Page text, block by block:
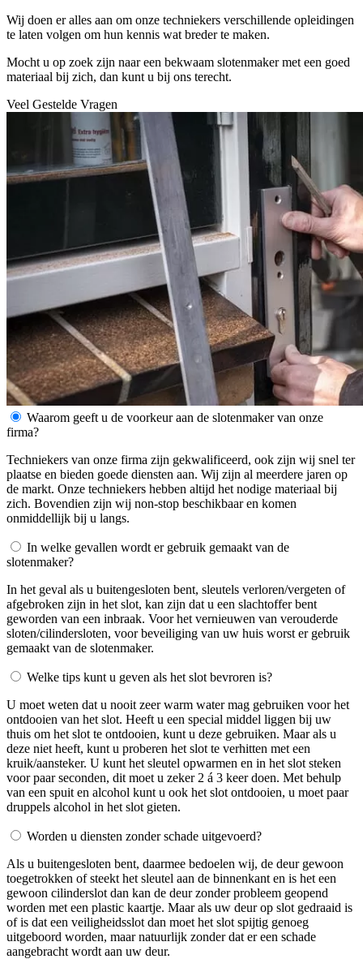
Wij doen er alles aan om onze techniekers verschillende opleidingen
te laten volgen om hun kennis wat breder te maken.
Mocht u op zoek zijn naar een bekwaam slotenmaker met een goed
materiaal bij zich, dan kunt u bij ons terecht.
Veel Gestelde Vragen
Waarom geeft u de voorkeur aan de slotenmaker van onze
firma?
Techniekers van onze firma zijn gekwalificeerd, ook zijn wij snel ter
plaatse en bieden goede diensten aan. Wij zijn al meerdere jaren op
de markt. Onze techniekers hebben altijd het nodige materiaal bij
zich. Bovendien zijn wij non-stop beschikbaar en komen
onmiddellijk bij u langs.
In welke gevallen wordt er gebruik gemaakt van de
slotenmaker?
In het geval als u buitengesloten bent, sleutels verloren/vergeten of
afgebroken zijn in het slot, kan zijn dat u een slachtoffer bent
geworden van een inbraak. Voor het vernieuwen van verouderde
sloten/cilindersloten, voor beveiliging van uw huis worst er gebruik
gemaakt van de slotenmaker.
Welke tips kunt u geven als het slot bevroren is?
U moet weten dat u nooit zeer warm water mag gebruiken voor het
ontdooien van het slot. Heeft u een special middel liggen bij uw
thuis om het slot te ontdooien, kunt u deze gebruiken. Maar als u
deze niet heeft, kunt u proberen het slot te verhitten met een
kruik/aansteker. U kunt het sleutel opwarmen en in het slot steken
voor paar seconden, dit moet u zeker 2 á 3 keer doen. Met behulp
van een spuit en alcohol kunt u ook het slot ontdooien, u moet paar
druppels alcohol in het slot gieten.
Worden u diensten zonder schade uitgevoerd?
Als u buitengesloten bent, daarmee bedoelen wij, de deur gewoon
toegetrokken of steekt het sleutel aan de binnenkant en is het een
gewoon cilinderslot dan kan de deur zonder probleem geopend
worden met een plastic kaartje. Maar als uw deur op slot gedraaid is
of is dat een veiligheidsslot dan moet het slot spijtig genoeg
uitgeboord worden, maar natuurlijk zonder dat er een schade
aangebracht wordt aan uw deur.